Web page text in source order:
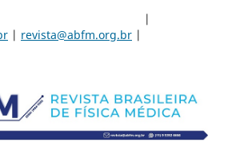
| revista@abfm.org.br|